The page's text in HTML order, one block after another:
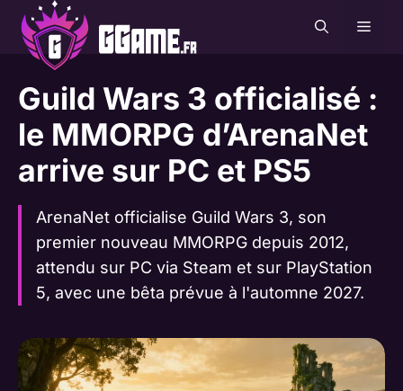
Aller
contenu
Guild Wars 3 officialisé :
le MMORPG d’ArenaNet
arrive sur PC et PS5
ArenaNet officialise Guild Wars 3, son
premier nouveau MMORPG depuis 2012,
attendu sur PC via Steam et sur PlayStation
5, avec une bêta prévue à l'automne 2027.